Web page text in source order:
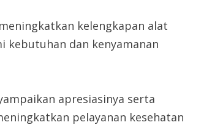
kelengkapan alat
kebutuhan dan kenyamanan
apresiasinya serta
pelayanan kesehatan